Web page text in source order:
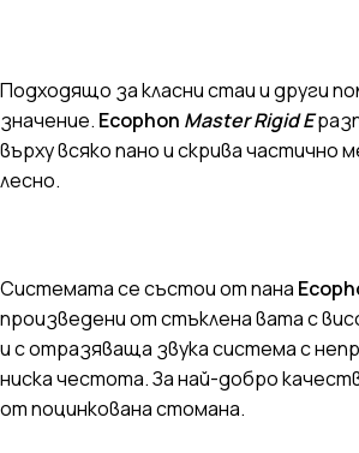
Подходящо за класни стаи и други
значение. Ecophon Master Rigid E
върху всяко пано и скрива
лесно.
Системата се състои от пана
произведени от стъклена вата с
и с отразяваща звука система с
ниска честота. За най-добро
от поцинкована стомана.